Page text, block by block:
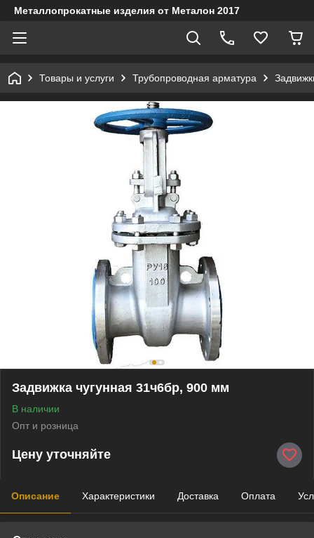
Металлопрокатные изделия от Металон 2017
Товары и услуги Трубопроводная арматура
Задвижка чугунная 31ч6бр, 900 мм
В наличии
Опт и розница
Цену уточняйте
Описание Характеристики Доставка Оплата